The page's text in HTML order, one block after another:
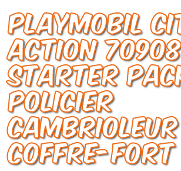
Playmobil
Action 70908
Starter
Policier
Coffre-fort